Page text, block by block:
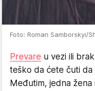
Foto: Roman Samborskyi/
Prevare u vezi ili
teško da ćete čuti
Međutim, jedna